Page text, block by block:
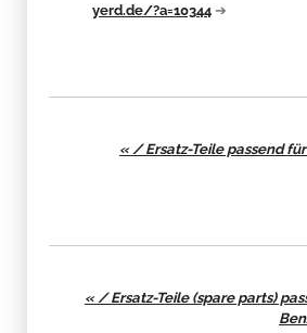
yerd.de/?a=10344 ➔
« / Ersatz-Teile passend für
« / Ersatz-Teile (spare parts)